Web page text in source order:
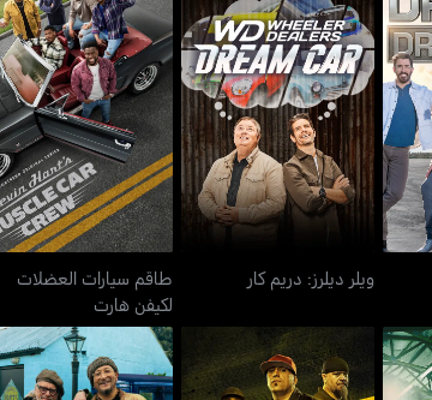
ويلر ديلرز: دريم كار
ويلر ديلرز: دريم كار
طاقم سيارات
لكيفن هارت
طاقم سيارات العضلات
لكيفن هارت